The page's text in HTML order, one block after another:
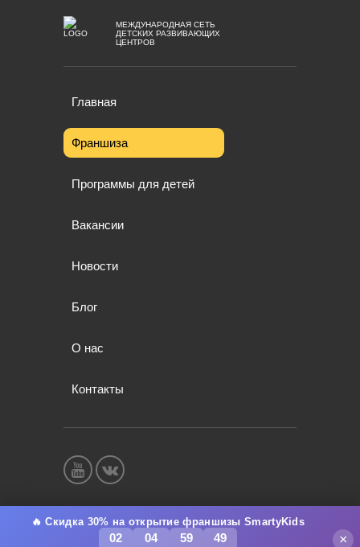
🔥 Скидка 30% на открытие франшизы SmartyKids
02 04 59 48 ×
МЕЖДУНАРОДНАЯ СЕТЬ
ДЕТСКИХ РАЗВИВАЮЩИХ
ЦЕНТРОВ
Главная
Франшиза
Программы для детей
Вакансии
Новости
Блог
О нас
Контакты
использовании персональных данных